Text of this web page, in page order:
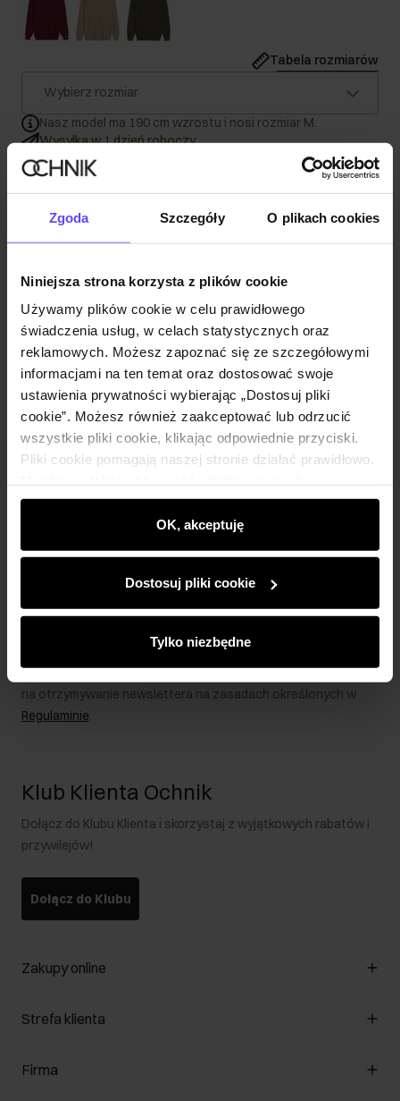
Zgoda Szczegóły O plikach cookies
Niniejsza strona korzysta z plików cookie
Używamy plików cookie w celu prawidłowego
świadczenia usług, w celach statystycznych oraz
reklamowych. Możesz zapoznać się ze szczegółowymi
informacjami na ten temat oraz dostosować swoje
ustawienia prywatności wybierając „Dostosuj pliki
cookie”. Możesz również zaakceptować lub odrzucić
wszystkie pliki cookie, klikając odpowiednie przyciski.
Pliki cookie pomagają naszej stronie działać prawidłowo.
wyświetlać im dopasowane do ich preferencji treści,
rekomendacje oraz komunikaty reklamowe informujące o
najnowszych promocjach w e-sklepie. Informacje o tym,
partnerom społecznościowym, reklamowym i
analitycznym. Partnerzy mogą połączyć te informacje z
podczas korzystania z ich usług.
OK, akceptuję
Dostosuj pliki cookie
Tylko niezbędne
Tabela rozmiarów
Wybierz rozmiar
Nasz model ma 190 cm wzrostu i nosi rozmiar M.
Wysyłka w 1 dzień roboczy
Opis produktu
Szczegóły
Skład
Opinie
Wprowadzając i zatwierdzając swoje dane wyrażasz zgodę
na otrzymywanie newslettera na zasadach określonych w
Regulaminie.
Klub Klienta Ochnik
Dołącz do Klubu Klienta i skorzystaj z wyjątkowych rabatów i
przywilejów!
Dołącz do Klubu
Zakupy online
Zarządzaj cookies
Formy płatności
Strefa klienta
Klub Klienta
Firma